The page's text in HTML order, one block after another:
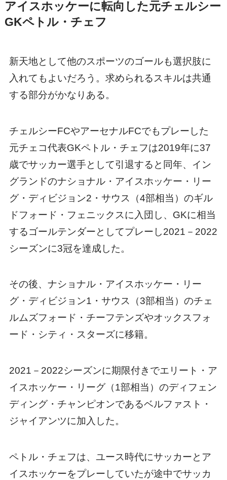
アイスホッケーに転向した元チェルシー
GKペトル・チェフ
新天地として他のスポーツのゴールも選択肢に
入れてもよいだろう。求められるスキルは共通
する部分がかなりある。
チェルシーFCやアーセナルFCでもプレーした
元チェコ代表GKペトル・チェフは2019年に37
歳でサッカー選手として引退すると同年、イン
グランドのナショナル・アイスホッケー・リー
グ・ディビジョン2・サウス（4部相当）のギル
ドフォード・フェニックスに入団し、GKに相当
するゴールテンダーとしてプレーし2021－2022
シーズンに3冠を達成した。
その後、ナショナル・アイスホッケー・リー
グ・ディビジョン1・サウス（3部相当）のチェ
ルムズフォード・チーフテンズやオックスフォ
ード・シティ・スターズに移籍。
2021－2022シーズンに期限付きでエリート・ア
イスホッケー・リーグ（1部相当）のディフェン
ディング・チャンピオンであるベルファスト・
ジャイアンツに加入した。
ペトル・チェフは、ユース時代にサッカーとア
イスホッケーをプレーしていたが途中でサッカ